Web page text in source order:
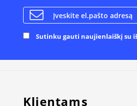
Sutinku gauti naujienlaiškį su
Klientams